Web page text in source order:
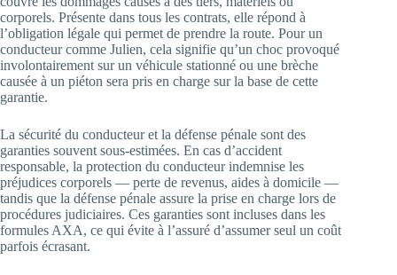
corporels. Présente dans tous les contrats, elle répond à
l’obligation légale qui permet de prendre la route. Pour un
conducteur comme Julien, cela signifie qu’un choc provoqué
involontairement sur un véhicule stationné ou une brèche
causée à un piéton sera pris en charge sur la base de cette
garantie.
La sécurité du conducteur et la défense pénale sont des
garanties souvent sous-estimées. En cas d’accident
responsable, la protection du conducteur indemnise les
préjudices corporels — perte de revenus, aides à domicile —
tandis que la défense pénale assure la prise en charge lors de
procédures judiciaires. Ces garanties sont incluses dans les
formules AXA, ce qui évite à l’assuré d’assumer seul un coût
parfois écrasant.